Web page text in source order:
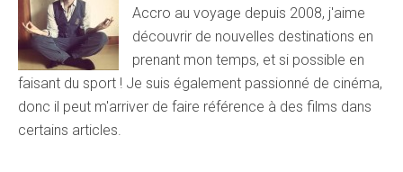
Accro au voyage depuis 2008, j'aime
découvrir de nouvelles destinations en
prenant mon temps, et si possible en
faisant du sport ! Je suis également passionné de cinéma,
donc il peut m'arriver de faire référence à des films dans
certains articles.